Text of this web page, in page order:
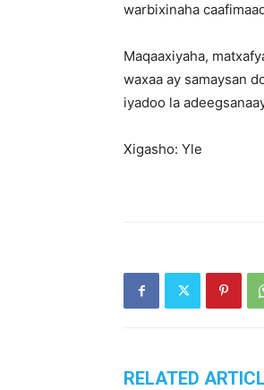
warbixinaha
Maqaaxiyaha,
waxaa ay samaysan
iyadoo la
Xigasho: Yle
RELATED